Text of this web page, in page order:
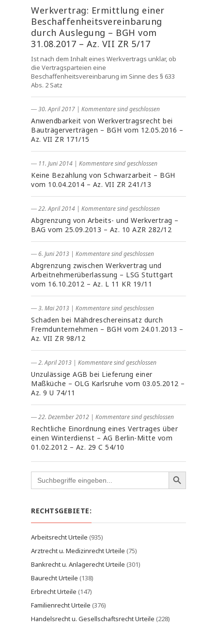
Werkvertrag: Ermittlung einer
Beschaffenheitsvereinbarung
durch Auslegung – BGH vom
31.08.2017 – Az. VII ZR 5/17
Ist nach dem Inhalt eines Werkvertrags unklar, ob
die Vertragsparteien eine
Beschaffenheitsvereinbarung im Sinne des § 633
Abs. 2 Satz
― 30. April 2017 | Kommentare sind geschlossen
Anwendbarkeit von Werkvertragsrecht bei
Bauträgerverträgen – BGH vom 12.05.2016 –
Az. VII ZR 171/15
― 11. Juni 2014 | Kommentare sind geschlossen
Keine Bezahlung von Schwarzarbeit – BGH
vom 10.04.2014 – Az. VII ZR 241/13
― 22. April 2014 | Kommentare sind geschlossen
Abgrenzung von Arbeits- und Werkvertrag –
BAG vom 25.09.2013 – Az. 10 AZR 282/12
― 6. Juni 2013 | Kommentare sind geschlossen
Abgrenzung zwischen Werkvertrag und
Arbeitnehmerüberlassung – LSG Stuttgart
vom 16.10.2012 – Az. L 11 KR 19/11
― 3. Mai 2013 | Kommentare sind geschlossen
Schaden bei Mähdreschereinsatz durch
Fremdunternehmen – BGH vom 24.01.2013 –
Az. VII ZR 98/12
― 2. April 2013 | Kommentare sind geschlossen
Unzulässige AGB bei Lieferung einer
Maßküche – OLG Karlsruhe vom 03.05.2012 –
Az. 9 U 74/11
― 22. Dezember 2012 | Kommentare sind geschlossen
Rechtliche Einordnung eines Vertrages über
einen Winterdienst – AG Berlin-Mitte vom
01.02.2012 – Az. 29 C 54/10
Search
for:
RECHTSGEBIETE:
Arbeitsrecht Urteile (935)
Arztrecht u. Medizinrecht Urteile (75)
Bankrecht u. Anlagerecht Urteile (301)
Baurecht Urteile (138)
Erbrecht Urteile (147)
Familienrecht Urteile (376)
Handelsrecht u. Gesellschaftsrecht Urteile (228)